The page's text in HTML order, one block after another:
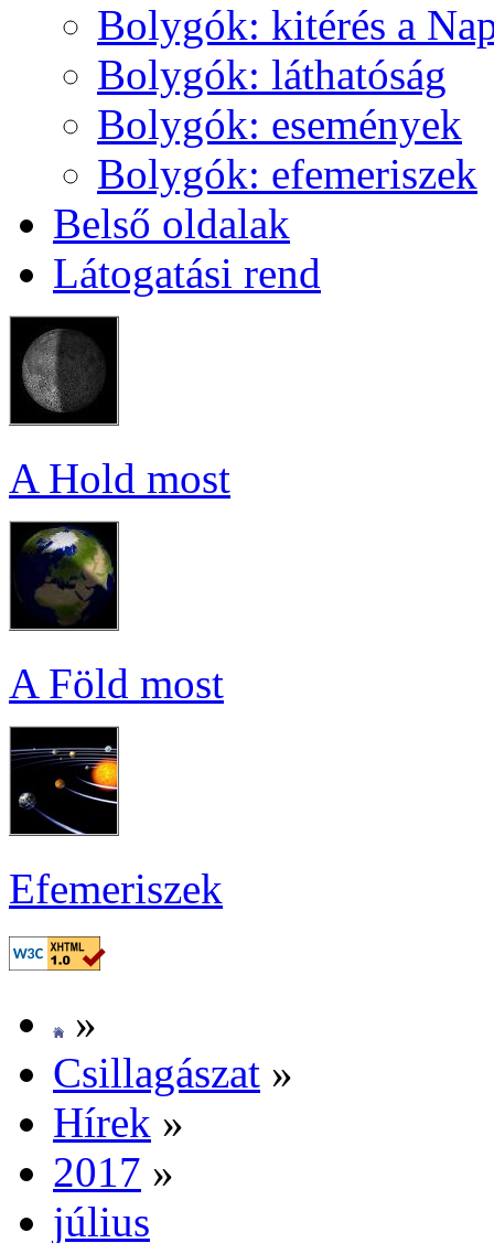
Boly­gók: ki­té­rés a
Boly­gók: lát­ha­tó­ság
Boly­gók: ese­mé­nyek
Boly­gók: efe­me­ri­szek
Bel­ső ol­da­lak
Lá­to­ga­tá­si rend
A Hold most
A Föld most
Efe­me­ri­szek
»
Csil­la­gá­szat »
Hí­rek »
2017 »
jú­li­us